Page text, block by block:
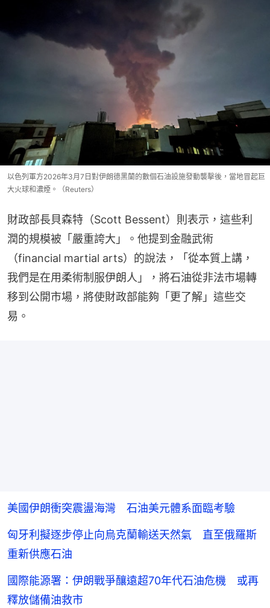
以色列軍方2026年3月7日對伊朗德黑蘭的數個石油設施發動襲擊後，當地冒起巨
大火球和濃煙。（Reuters）
財政部長貝森特（Scott Bessent）則表示，這些利
潤的規模被「嚴重誇大」。他提到金融武術
（financial martial arts）的說法，「從本質上講，
我們是在用柔術制服伊朗人」，將石油從非法市場轉
移到公開市場，將使財政部能夠「更了解」這些交
易。
美國伊朗衝突震盪海灣 石油美元體系面臨考驗
匈牙利擬逐步停止向烏克蘭輸送天然氣 直至俄羅斯
重新供應石油
國際能源署：伊朗戰爭釀遠超70年代石油危機 或再
釋放儲備油救市